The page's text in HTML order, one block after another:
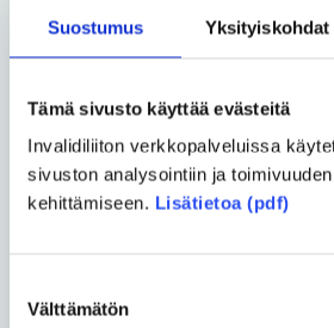
Suostumus Yksityiskohdat
Tämä sivusto käyttää evästeitä
Invalidiliiton verkkopalveluissa
sivuston analysointiin ja toimivuuden
kehittämiseen. Lisätietoa (pdf)
valinta
Välttämätön
ikäryhmissä.
asuinalueiden omaleimaisuutta
Jaa sähköpostilla